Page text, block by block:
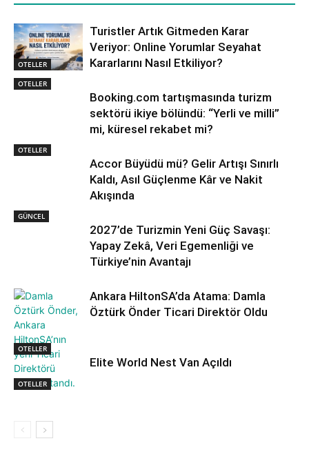
OTELLER
Turistler Artık Gitmeden Karar
Veriyor: Online Yorumlar Seyahat
Kararlarını Nasıl Etkiliyor?
OTELLER
Booking.com tartışmasında turizm
sektörü ikiye bölündü: “Yerli ve milli”
mi, küresel rekabet mi?
OTELLER
Accor Büyüdü mü? Gelir Artışı Sınırlı
Kaldı, Asıl Güçlenme Kâr ve Nakit
Akışında
GÜNCEL
2027’de Turizmin Yeni Güç Savaşı:
Yapay Zekâ, Veri Egemenliği ve
Türkiye’nin Avantajı
OTELLER
Ankara HiltonSA’da Atama: Damla
Öztürk Önder Ticari Direktör Oldu
OTELLER
Elite World Nest Van Açıldı